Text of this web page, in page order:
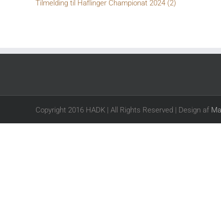
Tilmelding til Haflinger Championat 2024 (2)
Copyright 2016 HADK | All Rights Reserved | Design af